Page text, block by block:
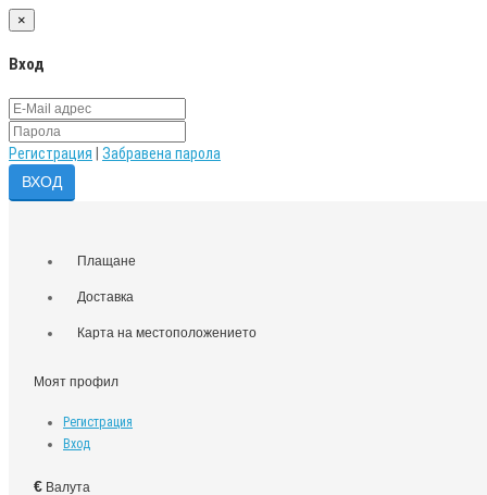
×
Вход
Регистрация Забравена парола
Плащане
Доставка
Карта на местоположението
Моят профил
Регистрация
Вход
€ Валута